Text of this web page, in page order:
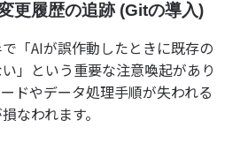
更履歴の追跡 (Gitの導入)
「AIが誤作動したときに既存の
」という重要な注意喚起があり
ドやデータ処理手順が失われる
なわれます。